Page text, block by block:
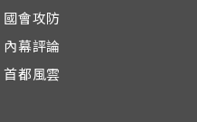
國會攻防
內幕評論
首都風雲